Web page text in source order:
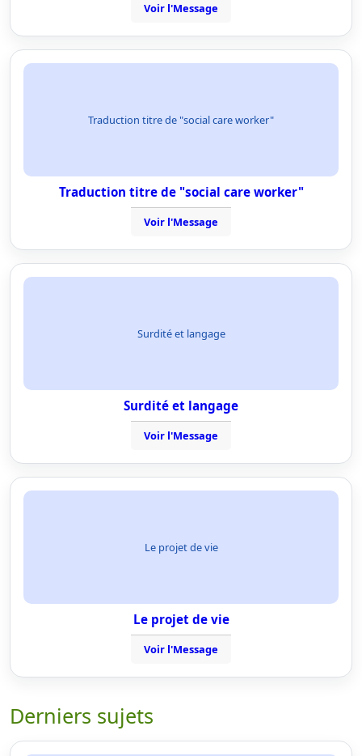
Voir l'Message
Traduction titre de "social care worker"
Traduction titre de "social care worker"
Voir l'Message
Surdité et langage
Surdité et langage
Voir l'Message
Le projet de vie
Le projet de vie
Voir l'Message
Derniers sujets